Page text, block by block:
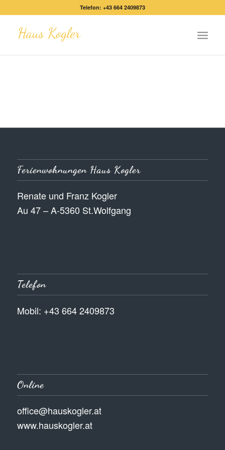
Telefon: +43 664 2409873
Ferienwohnungen Haus Kogler
Renate und Franz Kogler
Au 47 – A-5360 St.Wolfgang
Telefon
Mobil: +43 664 2409873
Online
office@hauskogler.at
www.hauskogler.at